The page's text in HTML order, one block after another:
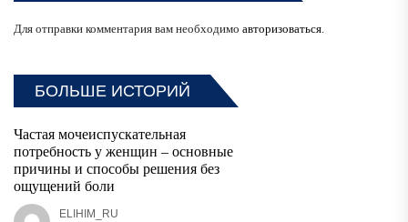
Для отправки комментария вам необходимо авторизоваться.
БОЛЬШЕ ИСТОРИЙ
Частая мочеиспускательная
потребность у женщин – основные
причины и способы решения без
ощущений боли
ELIHIM_RU